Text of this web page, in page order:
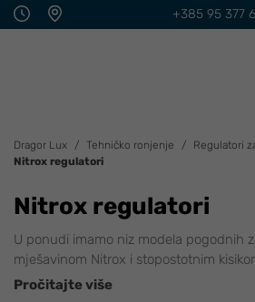
+385 95 377
Dragor Lux Tehničko ronjenje
Regulatori
Nitrox regulatori
Nitrox regulatori
U ponudi imamo niz modela pogodnih
mješavinom Nitrox i stopostotnim
Pročitajte više